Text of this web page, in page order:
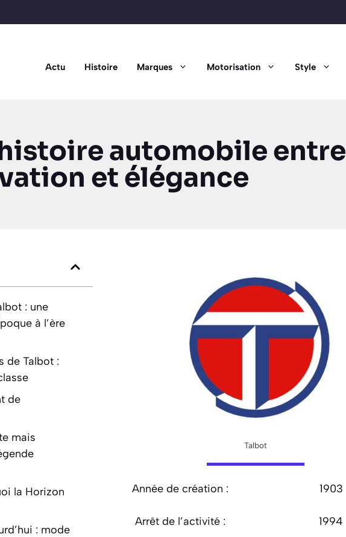
Actu Histoire Marques Motorisation Style
automobile entre
et élégance
: une
à l’ère
de Talbot :
de
mais
la Horizon
: mode
Talbot
Année de création : 1903
Arrêt de l’activité : 1994